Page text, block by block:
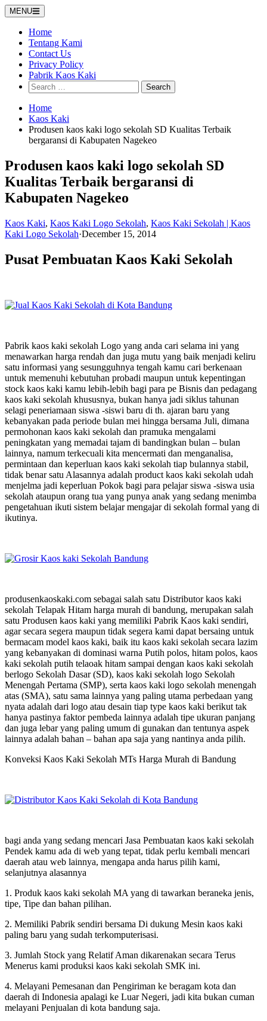
Skip
to
content
MENU
Home
Tentang Kami
Contact Us
Privacy Policy
Pabrik Kaos Kaki
Search
for:
Home
Kaos Kaki
Produsen kaos kaki logo sekolah SD Kualitas Terbaik
bergaransi di Kabupaten Nagekeo
Produsen kaos kaki logo sekolah SD
Kualitas Terbaik bergaransi di
Kabupaten Nagekeo
Kaos Kaki, Kaos Kaki Logo Sekolah, Kaos Kaki Sekolah | Kaos
Kaki Logo Sekolah·December 15, 2014
Pusat Pembuatan Kaos Kaki Sekolah
Pabrik kaos kaki sekolah Logo yang anda cari selama ini yang
menawarkan harga rendah dan juga mutu yang baik menjadi keliru
satu informasi yang sesungguhnya tengah kamu cari berkenaan
untuk memenuhi kebutuhan probadi maupun untuk kepentingan
stock kaos kaki kamu lebih-lebih bagi para pe Bisnis dan pedagang
kaos kaki sekolah khususnya, bukan hanya jadi siklus tahunan
selagi peneriamaan siswa -siswi baru di th. ajaran baru yang
kebanyakan pada periode bulan mei hingga bersama Juli, dimana
permohonan kaos kaki sekolah dan pramuka mengalami
peningkatan yang memadai tajam di bandingkan bulan – bulan
lainnya, namum terkecuali kita mencermati dan menganalisa,
permintaan dan keperluan kaos kaki sekolah tiap bulannya stabil,
tidak benar satu Alasannya adalah product kaos kaki sekolah udah
menjelma jadi keperluan Pokok bagi para pelajar siswa -siswa usia
sekolah ataupun orang tua yang punya anak yang sedang menimba
pengetahuan ikuti sistem belajar mengajar di sekolah formal yang di
ikutinya.
produsenkaoskaki.com sebagai salah satu Distributor kaos kaki
sekolah Telapak Hitam harga murah di bandung, merupakan salah
satu Produsen kaos kaki yang memiliki Pabrik Kaos kaki sendiri,
agar secara segera maupun tidak segera kami dapat bersaing untuk
bermacam model kaos kaki, baik itu kaos kaki sekolah secara lazim
yang kebanyakan di dominasi warna Putih polos, hitam polos, kaos
kaki sekolah putih telaoak hitam sampai dengan kaos kaki sekolah
berlogo Sekolah Dasar (SD), kaos kaki sekolah logo Sekolah
Menengah Pertama (SMP), serta kaos kaki logo sekolah menengah
atas (SMA), satu sama lainnya yang paling utama perbedaan yang
nyata adalah dari logo atau desain tiap type kaos kaki berikut tak
hanya pastinya faktor pembeda lainnya adalah tipe ukuran panjang
dan juga lebar yang paling umum di gunakan dan tentunya aspek
lainnya adalah bahan – bahan apa saja yang nantinya anda pilih.
Konveksi Kaos Kaki Sekolah MTs Harga Murah di Bandung
bagi anda yang sedang mencari Jasa Pembuatan kaos kaki sekolah
Pendek kamu ada di web yang tepat, tidak perlu kembali mencari
daerah atau web lainnya, mengapa anda harus pilih kami,
selanjutnya alasannya
1. Produk kaos kaki sekolah MA yang di tawarkan beraneka jenis,
tipe, Tipe dan bahan pilihan.
2. Memiliki Pabrik sendiri bersama Di dukung Mesin kaos kaki
paling baru yang sudah terkomputerisasi.
3. Jumlah Stock yang Relatif Aman dikarenakan secara Terus
Menerus kami produksi kaos kaki sekolah SMK ini.
4. Melayani Pemesanan dan Pengiriman ke beragam kota dan
daerah di Indonesia apalagi ke Luar Negeri, jadi kita bukan cuman
melayani Penjualan di kota bandung saja.